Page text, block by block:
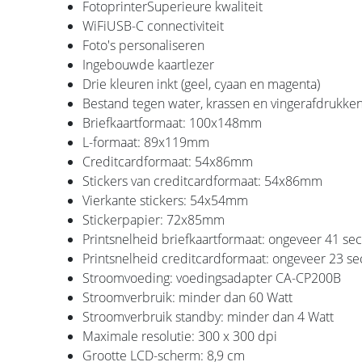
FotoprinterSuperieure kwaliteit
WiFiUSB-C connectiviteit
Foto's personaliseren
Ingebouwde kaartlezer
Drie kleuren inkt (geel, cyaan en magenta)
Bestand tegen water, krassen en
Briefkaartformaat: 100x148mm
L-formaat: 89x119mm
Creditcardformaat: 54x86mm
Stickers van creditcardformaat: 54x86mm
Vierkante stickers: 54x54mm
Stickerpapier: 72x85mm
Printsnelheid briefkaartformaat: ongeveer 41
Printsnelheid creditcardformaat: ongeveer 23
Stroomvoeding: voedingsadapter CA-CP200B
Stroomverbruik: minder dan 60 Watt
Stroomverbruik standby: minder dan 4 Watt
Maximale resolutie: 300 x 300 dpi
Grootte LCD-scherm: 8,9 cm